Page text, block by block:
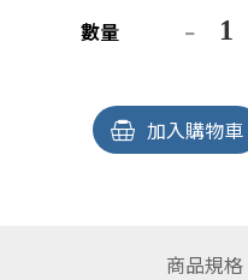
數量
加入購物車
商品規格